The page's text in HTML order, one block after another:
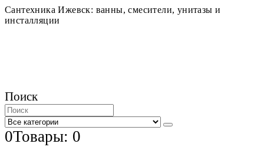
Сантехника Ижевск: ванны, смесители, унитазы и
инсталляции
Поиск
0Товары: 0